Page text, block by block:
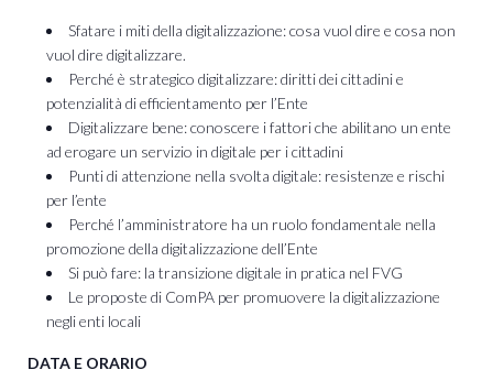
Sfatare i miti della digitalizzazione: cosa vuol dire e cosa non
vuol dire digitalizzare.
Perché è strategico digitalizzare: diritti dei cittadini e
potenzialità di efficientamento per l’Ente
Digitalizzare bene: conoscere i fattori che abilitano un ente
ad erogare un servizio in digitale per i cittadini
Punti di attenzione nella svolta digitale: resistenze e rischi
per l’ente
Perché l’amministratore ha un ruolo fondamentale nella
promozione della digitalizzazione dell’Ente
Si può fare: la transizione digitale in pratica nel FVG
Le proposte di ComPA per promuovere la digitalizzazione
negli enti locali
DATA E ORARIO